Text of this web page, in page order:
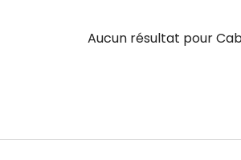
Aucun résultat pour